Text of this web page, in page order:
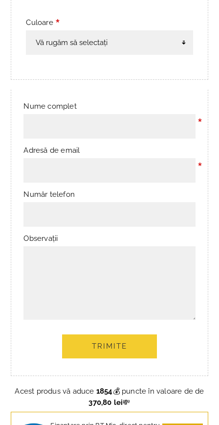
Culoare *
Nume complet
*
Adresă de email
*
Număr telefon
Observații
TRIMITE
Acest produs vă aduce 1854💰 puncte în valoare de de
370,80 lei💸